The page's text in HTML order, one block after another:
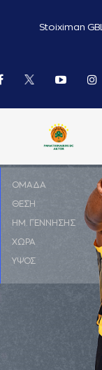
Stoiximan
ΟΜΑΔΑ
ΘΕΣΗ
ΗΜ. ΓΕΝΝΗΣΗΣ
ΧΩΡΑ
ΥΨΟΣ